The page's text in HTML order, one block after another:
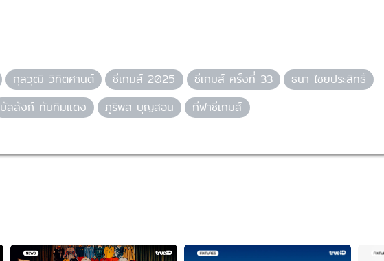
กุลวุฒิ วิทิตศานต์ ซีเกมส์ 2025 ซีเกมส์ ครั้งที่ 33
ธนา ไชยประสิทธิ์
บัลลังก์ ทับทิมแดง ภูริพล บุญสอน กีฬาซีเกมส์